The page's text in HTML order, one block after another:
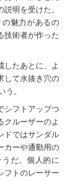
明を受けた。
魅力があるの
技術者が作った
したあとに、よ
して水抜き穴の
う。
シフトアップつ
クルーザーのよ
ドではサンダル
カーや通勤用の
だ。個人的に
フトのレーサー